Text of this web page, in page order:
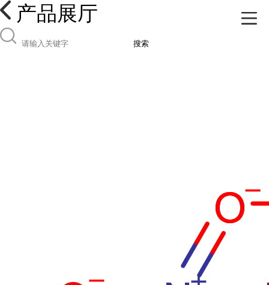
产品展厅
搜索